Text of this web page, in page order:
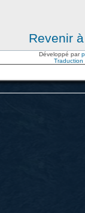
Revenir
Développé par
Traduction